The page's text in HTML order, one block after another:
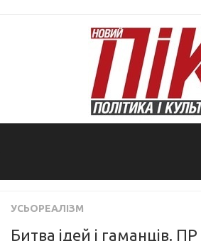
УСЬОРЕАЛІЗМ
Битва ідей і гаманців. ПР